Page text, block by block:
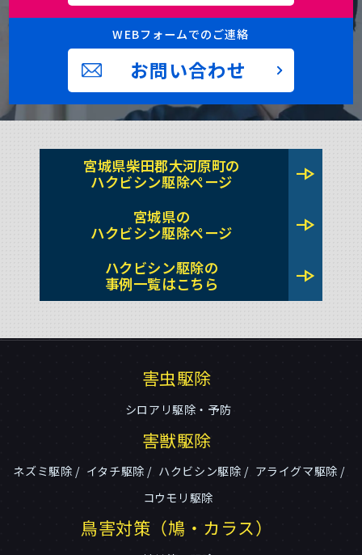
WEBフォームでのご連絡
お問い合わせ
宮城県柴田郡大河原町の
ハクビシン駆除ページ
line_end_arrow
宮城県の
ハクビシン駆除ページ
line_end_arrow
ハクビシン駆除の
事例一覧はこちら
line_end_arrow
害虫駆除
シロアリ駆除・予防
害獣駆除
ネズミ駆除 イタチ駆除 ハクビシン駆除
アライグマ駆除
コウモリ駆除
鳥害対策（鳩・カラス）